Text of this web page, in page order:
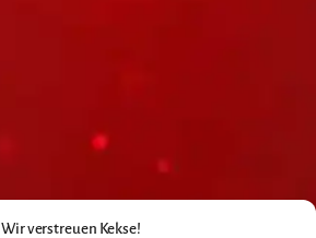
Wir verstreuen Kekse!